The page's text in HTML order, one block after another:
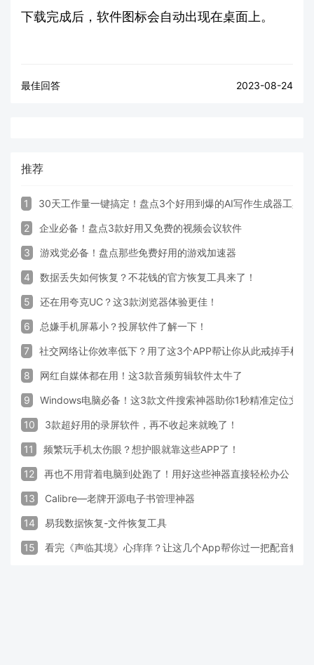
下载完成后，软件图标会自动出现在桌面上。
最佳回答 2023-08-24
推荐
1 30天工作量一键搞定！盘点3个好用到爆的AI写作生成器工具
2 企业必备！盘点3款好用又免费的视频会议软件
3 游戏党必备！盘点那些免费好用的游戏加速器
4 数据丢失如何恢复？不花钱的官方恢复工具来了！
5 还在用夸克UC？这3款浏览器体验更佳！
6 总嫌手机屏幕小？投屏软件了解一下！
7 社交网络让你效率低下？用了这3个APP帮让你从此戒掉手机！
8 网红自媒体都在用！这3款音频剪辑软件太牛了
9 Windows电脑必备！这3款文件搜索神器助你1秒精准定位文件
10 3款超好用的录屏软件，再不收起来就晚了！
11 频繁玩手机太伤眼？想护眼就靠这些APP了！
12 再也不用背着电脑到处跑了！用好这些神器直接轻松办公
13 Calibre—老牌开源电子书管理神器
14 易我数据恢复-文件恢复工具
15 看完《声临其境》心痒痒？让这几个App帮你过一把配音瘾